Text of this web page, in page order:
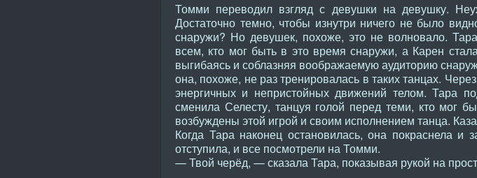
Томми переводил взгляд с девушки на девушку.
Достаточно темно, чтобы изнутри ничего не было
снаружи? Но девушек, похоже, это не волновало.
всем, кто мог быть в это время снаружи, а Карен
выгибаясь и соблазняя воображаемую аудиторию
она, похоже, не раз тренировалась в таких танцах.
энергичных и непристойных движений телом. Тара
сменила Селесту, танцуя голой перед теми, кто мог
возбуждены этой игрой и своим исполнением танца.
Когда Тара наконец остановилась, она покраснела
отступила, и все посмотрели на Томми.
— Твой черёд, — сказала Тара, показывая рукой на